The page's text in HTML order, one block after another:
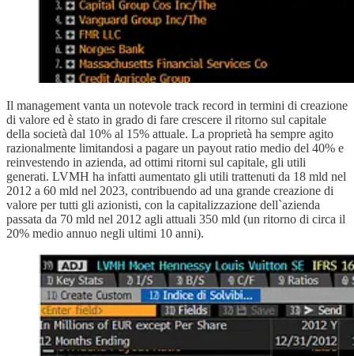
Il management vanta un notevole track record in termini di creazione
di valore ed è stato in grado di fare crescere il ritorno sul capitale
della società dal 10% al 15% attuale. La proprietà ha sempre agito
razionalmente limitandosi a pagare un payout ratio medio del 40% e
reinvestendo in azienda, ad ottimi ritorni sul capitale, gli utili
generati. LVMH ha infatti aumentato gli utili trattenuti da 18 mld nel
2012 a 60 mld nel 2023, contribuendo ad una grande creazione di
valore per tutti gli azionisti, con la capitalizzazione dell`azienda
passata da 70 mld nel 2012 agli attuali 350 mld (un ritorno di circa il
20% medio annuo negli ultimi 10 anni).